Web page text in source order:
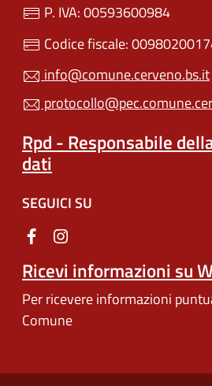
P. IVA: 00593600984
Codice fiscale:
info@comune.cerveno.bs.it
Rpd - Responsabile
dati
SEGUICI SU
Ricevi informazioni su
Per ricevere informazioni
Comune